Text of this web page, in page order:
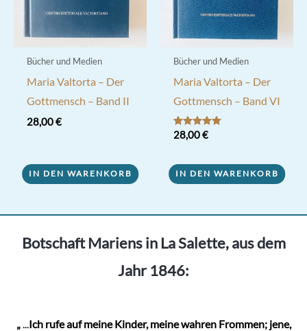
Bücher und Medien
Maria Valtorta – Der
Gottmensch – Band II
28,00€
IN DEN WARENKORB
Bücher und Medien
Maria Valtorta – Der
Gottmensch – Band VI
Bewertet mit
5.00
28,00€
IN DEN WARENKORB
Botschaft Mariens in La Salette, aus dem
Jahr 1846:
„...Ich rufe auf meine Kinder, meine wahren Frommen; jene,